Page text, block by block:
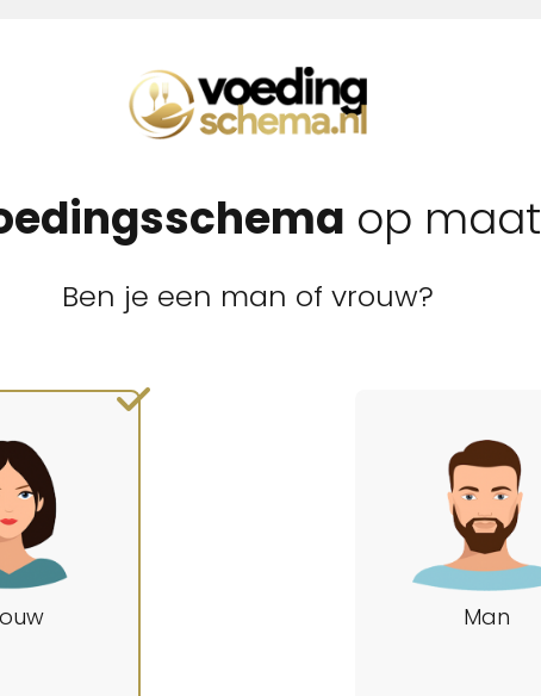
op maat
Ben je een man of vrouw?
Man